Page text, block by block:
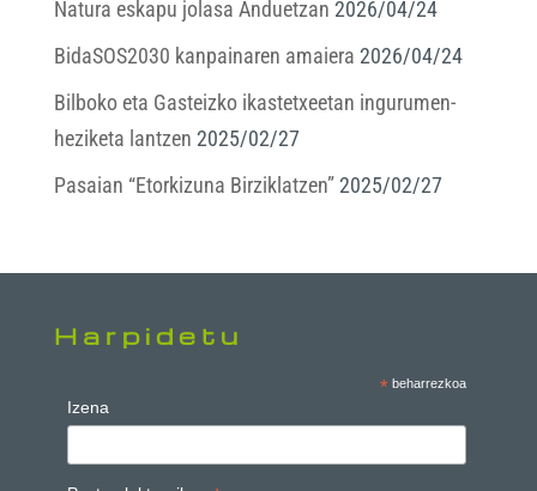
Natura eskapu jolasa Anduetzan 2026/04/24
BidaSOS2030 kanpainaren amaiera 2026/04/24
Bilboko eta Gasteizko ikastetxeetan ingurumen-
heziketa lantzen 2025/02/27
Pasaian “Etorkizuna Birziklatzen” 2025/02/27
Harpidetu
* beharrezkoa
Izena